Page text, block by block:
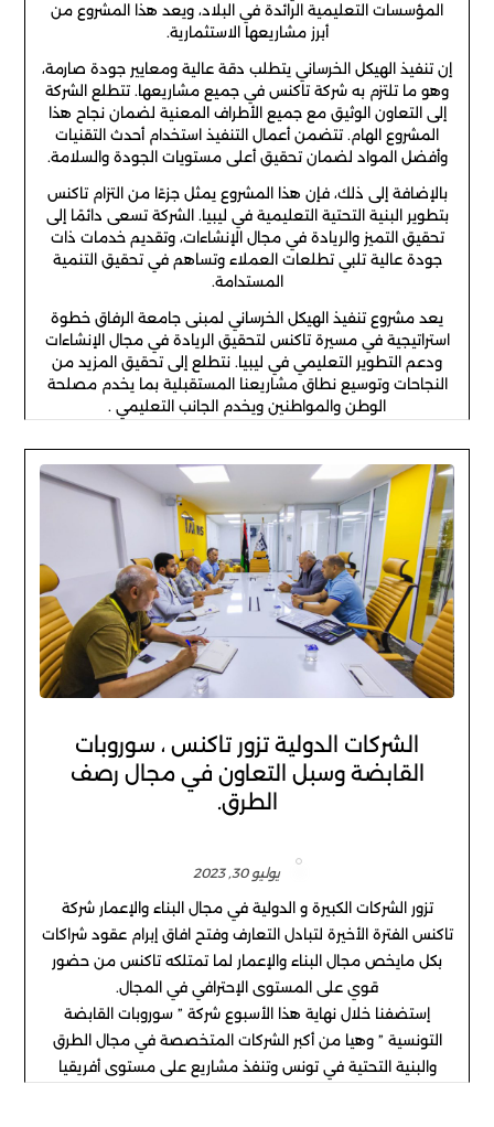
المؤسسات التعليمية الرائدة في البلاد، ويعد هذا المشروع من
أبرز مشاريعها الاستثمارية.
إن تنفيذ الهيكل الخرساني يتطلب دقة عالية ومعايير جودة صارمة،
وهو ما تلتزم به شركة تاكنس في جميع مشاريعها. تتطلع الشركة
إلى التعاون الوثيق مع جميع الأطراف المعنية لضمان نجاح هذا
المشروع الهام. تتضمن أعمال التنفيذ استخدام أحدث التقنيات
وأفضل المواد لضمان تحقيق أعلى مستويات الجودة والسلامة.
بالإضافة إلى ذلك، فإن هذا المشروع يمثل جزءًا من التزام تاكنس
بتطوير البنية التحتية التعليمية في ليبيا. الشركة تسعى دائمًا إلى
تحقيق التميز والريادة في مجال الإنشاءات، وتقديم خدمات ذات
جودة عالية تلبي تطلعات العملاء وتساهم في تحقيق التنمية
المستدامة.
يعد مشروع تنفيذ الهيكل الخرساني لمبنى جامعة الرفاق خطوة
استراتيجية في مسيرة تاكنس لتحقيق الريادة في مجال الإنشاءات
ودعم التطوير التعليمي في ليبيا. نتطلع إلى تحقيق المزيد من
النجاحات وتوسيع نطاق مشاريعنا المستقبلية بما يخدم مصلحة
الوطن والمواطنين ويخدم الجانب التعليمي .
الشركات الدولية تزور تاكنس ، سوروبات
القابضة وسبل التعاون في مجال رصف
الطرق.
يوليو 30, 2023
تزور الشركات الكبيرة و الدولية في مجال البناء والإعمار شركة
تاكنس الفترة الأخيرة لتبادل التعارف وفتح افاق إبرام عقود شراكات
بكل مايخص مجال البناء والإعمار لما تمتلكه تاكنس من حضور
قوي على المستوى الإحترافي في المجال.
إستضفنا خلال نهاية هذا الأسبوع شركة ” سوروبات القابضة
التونسية ” وهيا من أكبر الشركات المتخصصة في مجال الطرق
والبنية التحتية في تونس وتنفذ مشاريع على مستوى أفريقيا